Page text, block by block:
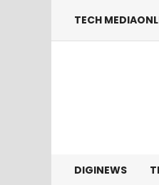
TECH
DIGINEWS